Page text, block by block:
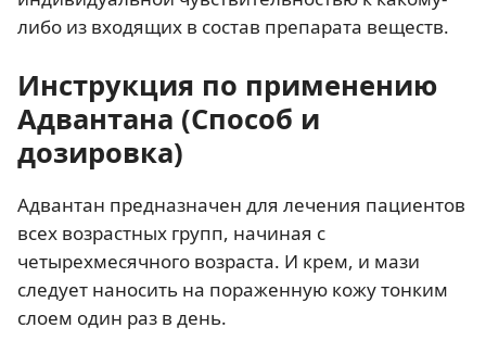
либо из входящих в состав препарата веществ.
Инструкция по применению
Адвантана (Способ и
дозировка)
Адвантан предназначен для лечения пациентов
всех возрастных групп, начиная с
четырехмесячного возраста. И крем, и мази
следует наносить на пораженную кожу тонким
слоем один раз в день.